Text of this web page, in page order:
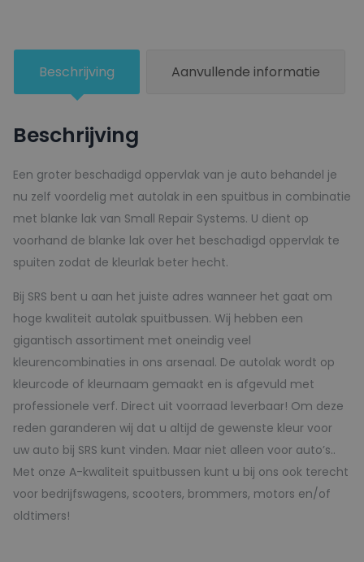
LIQUID
SILVER
-
aantal
Beschrijving Aanvullende informatie
Beschrijving
Een groter beschadigd oppervlak van je auto behandel je
nu zelf voordelig met autolak in een spuitbus in combinatie
met blanke lak van Small Repair Systems. U dient op
voorhand de blanke lak over het beschadigd oppervlak te
spuiten zodat de kleurlak beter hecht.
Bij SRS bent u aan het juiste adres wanneer het gaat om
hoge kwaliteit autolak spuitbussen. Wij hebben een
gigantisch assortiment met oneindig veel
kleurencombinaties in ons arsenaal. De autolak wordt op
kleurcode of kleurnaam gemaakt en is afgevuld met
professionele verf. Direct uit voorraad leverbaar! Om deze
reden garanderen wij dat u altijd de gewenste kleur voor
uw auto bij SRS kunt vinden. Maar niet alleen voor auto’s..
Met onze A-kwaliteit spuitbussen kunt u bij ons ook terecht
voor bedrijfswagens, scooters, brommers, motors en/of
oldtimers!